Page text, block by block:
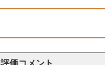
評価コメント